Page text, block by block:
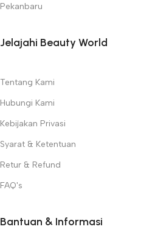
Pekanbaru
Jelajahi Beauty World
Tentang Kami
Hubungi Kami
Kebijakan Privasi
Syarat & Ketentuan
Retur & Refund
FAQ's
Bantuan & Informasi